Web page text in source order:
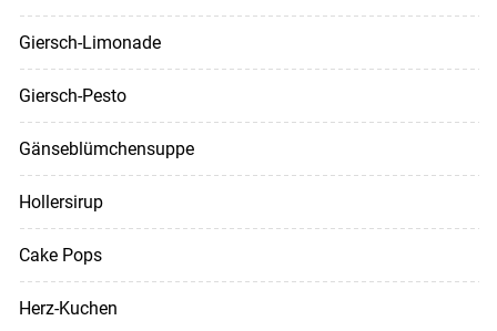
Giersch-Limonade
Giersch-Pesto
Gänseblümchensuppe
Hollersirup
Cake Pops
Herz-Kuchen